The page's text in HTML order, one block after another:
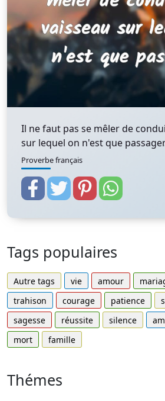
Il ne faut pas se mêler de
sur lequel on n'est que
Proverbe français
Tags populaires
Autre tags vie amour
trahison
courage patience
sagesse
réussite silence
mort
famille
Thémes